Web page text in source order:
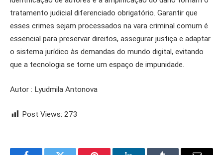
tratamento judicial diferenciado obrigatório. Garantir que
esses crimes sejam processados na vara criminal comum é
essencial para preservar direitos, assegurar justiça e adaptar
o sistema jurídico às demandas do mundo digital, evitando
que a tecnologia se torne um espaço de impunidade.
Autor : Lyudmila Antonova
Post Views: 273